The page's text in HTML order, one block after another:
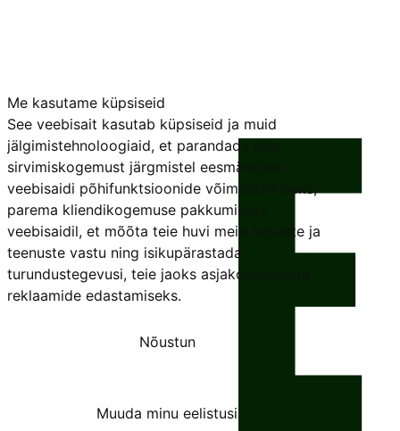
Me kasutame küpsiseid
See veebisait kasutab küpsiseid ja muid
jälgimistehnoloogiaid, et parandada teie
sirvimiskogemust järgmistel eesmärkidel:
veebisaidi põhifunktsioonide võimaldamiseks,
parema kliendikogemuse pakkumiseks
veebisaidil, et mõõta teie huvi meie toodete ja
teenuste vastu ning isikupärastada
turundustegevusi, teie jaoks asjakohasemate
reklaamide edastamiseks.
Nõustun
Muuda minu eelistusi